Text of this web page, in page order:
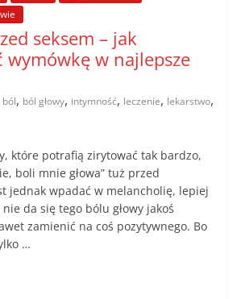
seksem – jak
wymówkę w najlepsze
ból, ból głowy, intymność, leczenie, lekarstwo,
które potrafią zirytować tak bardzo,
boli mnie głowa” tuż przed
jednak wpadać w melancholię, lepiej
da się tego bólu głowy jakoś
zamienić na coś pozytywnego. Bo
…